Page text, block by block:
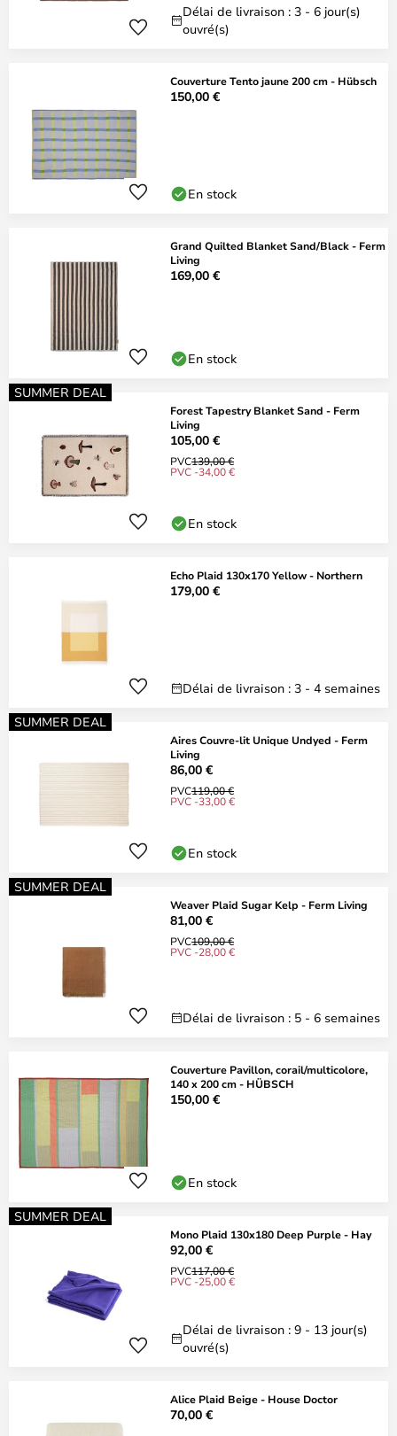
Délai de livraison : 3 - 6 jour(s)
ouvré(s)
Couverture Tento jaune 200 cm - Hübsch
150,00 €
En stock
Grand Quilted Blanket Sand/Black - Ferm
Living
169,00 €
En stock
SUMMER DEAL
Forest Tapestry Blanket Sand - Ferm
Living
105,00 €
PVC139,00 €
PVC -34,00 €
En stock
Echo Plaid 130x170 Yellow - Northern
179,00 €
Délai de livraison : 3 - 4 semaines
SUMMER DEAL
Aires Couvre-lit Unique Undyed - Ferm
Living
86,00 €
PVC119,00 €
PVC -33,00 €
En stock
SUMMER DEAL
Weaver Plaid Sugar Kelp - Ferm Living
81,00 €
PVC109,00 €
PVC -28,00 €
Délai de livraison : 5 - 6 semaines
Couverture Pavillon, corail/multicolore,
140 x 200 cm - HÜBSCH
150,00 €
En stock
SUMMER DEAL
Mono Plaid 130x180 Deep Purple - Hay
92,00 €
PVC117,00 €
PVC -25,00 €
Délai de livraison : 9 - 13 jour(s)
ouvré(s)
Alice Plaid Beige - House Doctor
70,00 €